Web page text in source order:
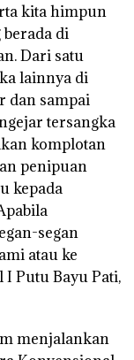
kita himpun
berada di
Dari satu
lainnya di
dan sampai
tersangka
komplotan
penipuan
kepada
segan
atau ke
I Putu Bayu Pati,
menjalankan